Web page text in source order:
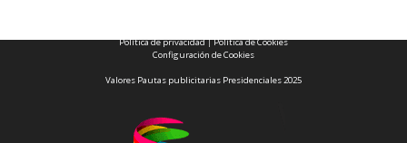
Política de privacidad|Política de Cookies
Configuración de Cookies
Valores Pautas publicitarias Presidenciales 2025